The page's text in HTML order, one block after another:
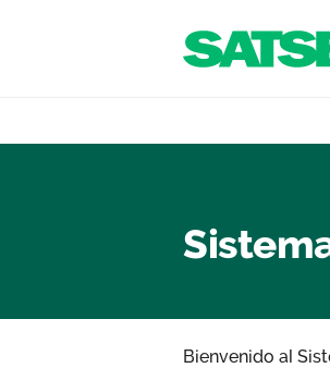
Bienvenido al